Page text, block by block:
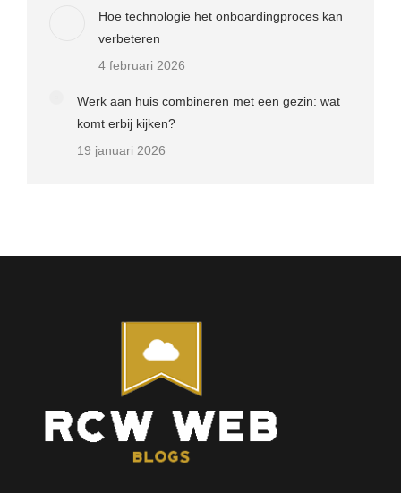
Hoe technologie het onboardingproces kan
verbeteren
4 februari 2026
Werk aan huis combineren met een gezin: wat
komt erbij kijken?
19 januari 2026